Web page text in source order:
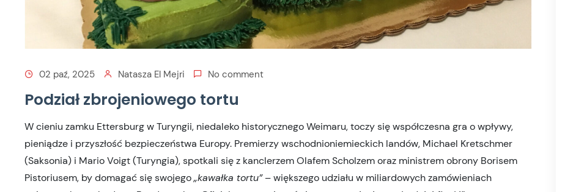
02 paź, 2025 Natasza El Mejri No comment
Podział zbrojeniowego tortu
W cieniu zamku Ettersburg w Turyngii, niedaleko historycznego Weimaru, toczy się współczesna gra o wpływy,
pieniądze i przyszłość bezpieczeństwa Europy. Premierzy wschodnioniemieckich landów, Michael Kretschmer
(Saksonia) i Mario Voigt (Turyngia), spotkali się z kanclerzem Olafem Scholzem oraz ministrem obrony Borisem
Pistoriusem, by domagać się swojego„kawałka tortu”– większego udziału w miliardowych zamówieniach